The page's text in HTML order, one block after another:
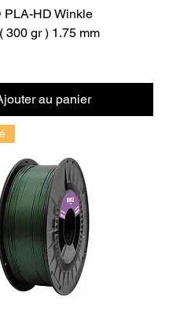
PLA-HD Winkle
300 gr ) 1.75 mm
au panier